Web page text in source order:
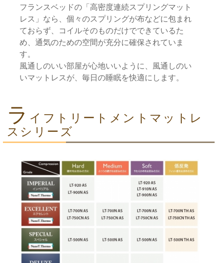
フランスベッドの「高密度連続スプリングマット
レス」なら、個々のスプリングが布などに包まれ
ておらず、コイルそのものだけでできているた
め、通気のための空間が充分に確保されていま
す。
風通しのいい部屋が心地いいように、風通しのい
いマットレスが、毎日の睡眠を快適にします。
ラ イフトリートメントマットレ
スシリーズ